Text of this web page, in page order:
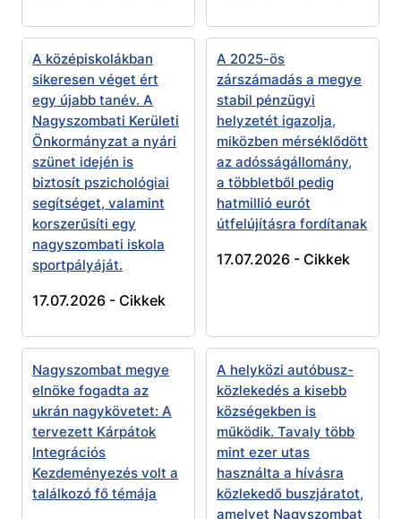
A középiskolákban
sikeresen véget ért
egy újabb tanév. A
Nagyszombati Kerületi
Önkormányzat a nyári
szünet idején is
biztosít pszichológiai
segítséget, valamint
korszerűsíti egy
nagyszombati iskola
sportpályáját.
17.07.2026 - Cikkek
A 2025-ös
zárszámadás a megye
stabil pénzügyi
helyzetét igazolja,
miközben mérséklődött
az adósságállomány,
a többletből pedig
hatmillió eurót
útfelújításra fordítanak
17.07.2026 - Cikkek
Nagyszombat megye
elnöke fogadta az
ukrán nagykövetet: A
tervezett Kárpátok
Integrációs
Kezdeményezés volt a
találkozó fő témája
A helyközi autóbusz-
közlekedés a kisebb
községekben is
működik. Tavaly több
mint ezer utas
használta a hívásra
közlekedő buszjáratot,
amelyet Nagyszombat